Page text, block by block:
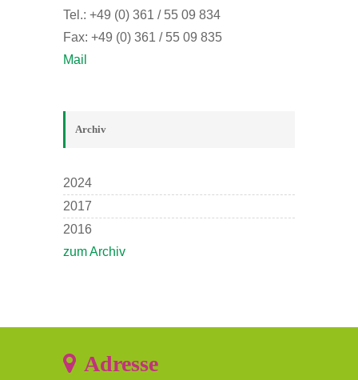
Tel.: +49 (0) 361 / 55 09 834
Fax: +49 (0) 361 / 55 09 835
Mail
Archiv
2024
2017
2016
zum Archiv
Adresse